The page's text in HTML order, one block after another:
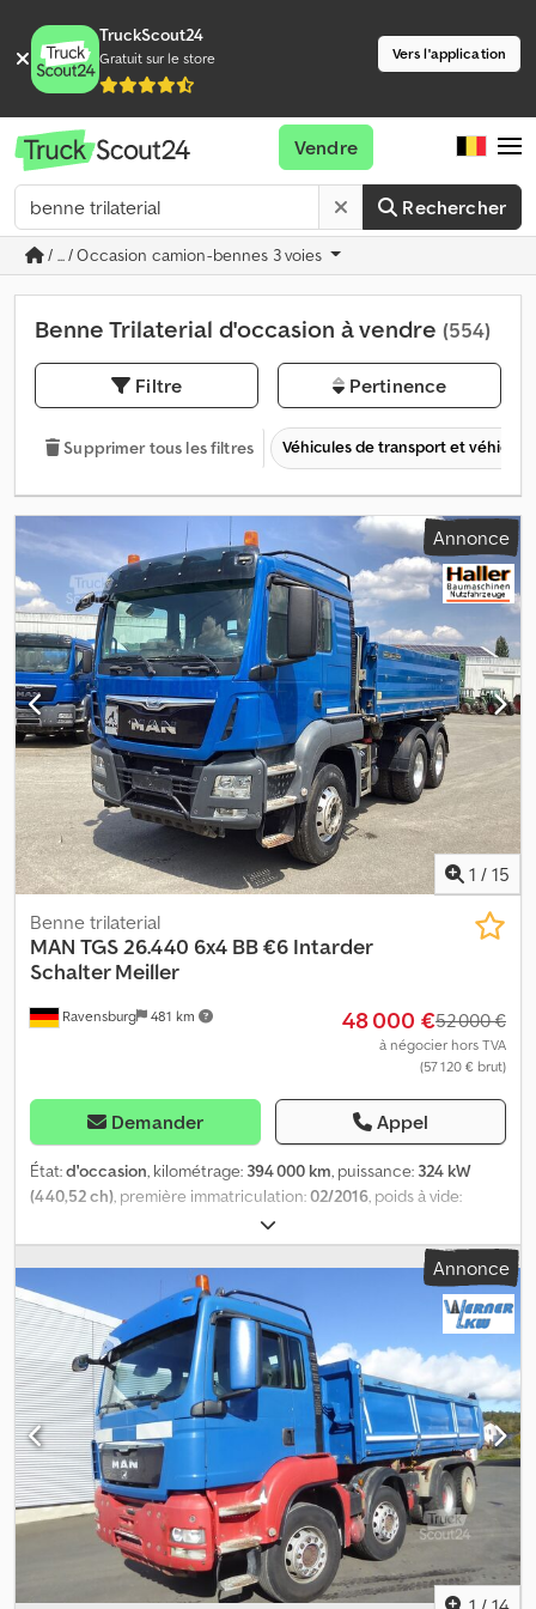
TruckScout24
Gratuit sur le store Vers l'application
Rechercher
Vendre
/ ... / Occasion camion-bennes 3 voies
Benne Trilaterial d'occasion à vendre (554)
Filtre Pertinence
Supprimer tous les filtres Véhicules de transport et
Annonce
1 / 15
Ravensburg 481 km
Benne trilaterial
MAN TGS 26.440 6x4 BB €6 Intarder
Schalter Meiller
48 000 €52 000 €
à négocier hors TVA
(57 120 € brut)
Demander Appel
État:d'occasion, kilométrage: 394 000 km, puissance: 324 kW
(440,52 ch), première immatriculation:02/2016, poids à vide:
, poids maximal de charge:
kg, configuration d'essieux:6x4, freins:intarder, type
d'engrenage:mécanique, classe d'émission:Euro 6, suspension:
acier, Équipement:attelage de remorque, blocage de
différentiel, chauffage de stationnement, climatisation,
hydraulique, ordinateur de bord, phares supplémentaires,
régulateur de vitesse, système de navigation, MAN TGS 26.440
Première immatriculation : 02/2016 Kilométrage : 394 000 km
Intarder Climatisation automatique Chauffage autonome Boîte
de vitesses manuelle ZF à 16 rapports avec pédale d’embrayage
Benne trilatérale Meiller d’env. 4,90 m de long sur 0,90 m de haut
Ridelles en aluminium avec verrouillage centralisé gauche +
droite Bâche enroulable Suspension à lames intégrale
Transmission 6x4 Blocage de différentiel Empattement : 3 200 mm
Jantes ALCOA en aluminium Trappe de toit Paroi arrière vitrée 1
lit Cabine longue Accès chantier Gyrophare Projecteurs de
Annonce